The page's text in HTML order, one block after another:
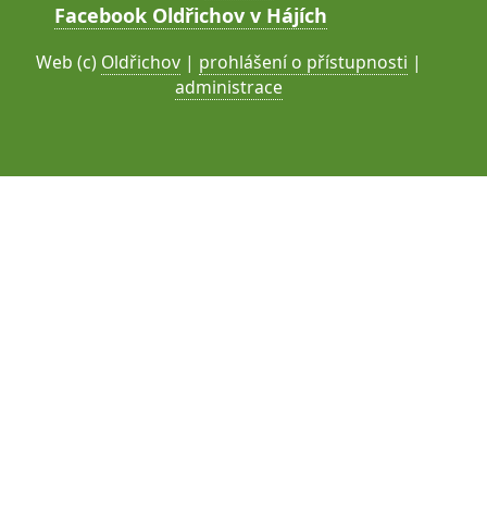
Facebook Oldřichov v Hájích
Web (c) Oldřichov | prohlášení o přístupnosti |
administrace